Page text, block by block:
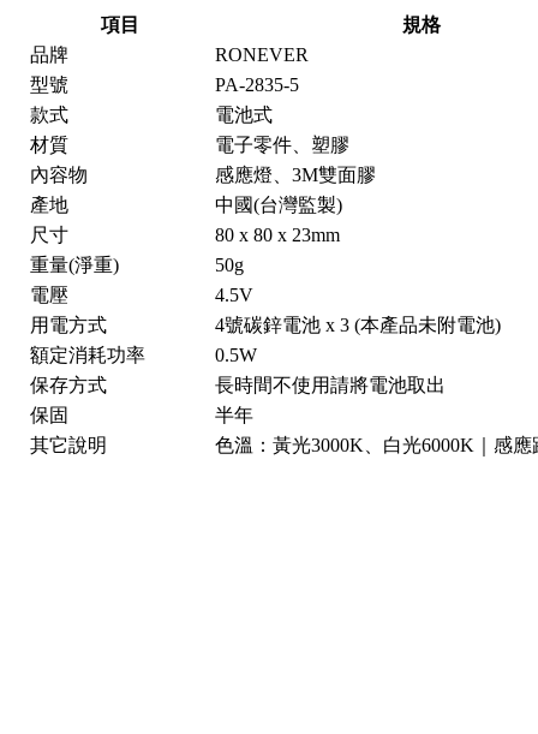
項目
規格
品牌
RONEVER
型號
PA-2835-5
款式
電池式
材質
電子零件、塑膠
內容物
感應燈、3M雙面膠
產地
中國(台灣監製)
尺寸
80 x 80 x 23mm
重量(淨重)
50g
電壓
4.5V
用電方式
4號碳鋅電池 x 3 (本產品未附電池)
額定消耗功率
0.5W
保存方式
長時間不使用請將電池取出
保固
半年
其它說明
色溫：黃光3000K、白光6000K｜感應